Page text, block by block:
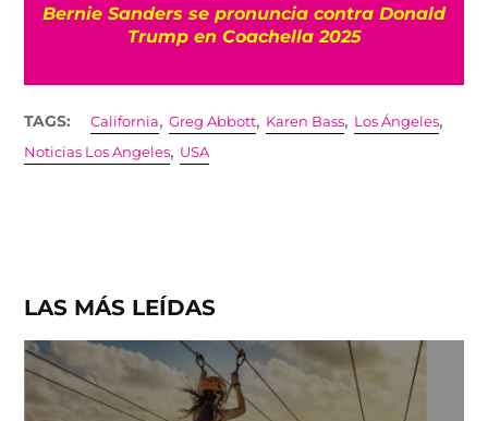
Bernie Sanders se pronuncia contra Donald
Trump en Coachella 2025
TAGS: California,Greg Abbott, Karen Bass, Los Ángeles,
Noticias Los Angeles, USA
LAS MÁS LEÍDAS